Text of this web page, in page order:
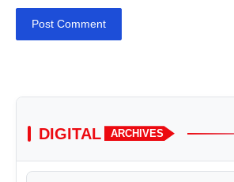
Post Comment
DIGITAL ARCHIVES